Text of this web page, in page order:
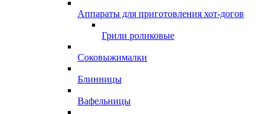
Аппараты для приготовления хот-догов
Грили роликовые
Соковыжималки
Блинницы
Вафельницы